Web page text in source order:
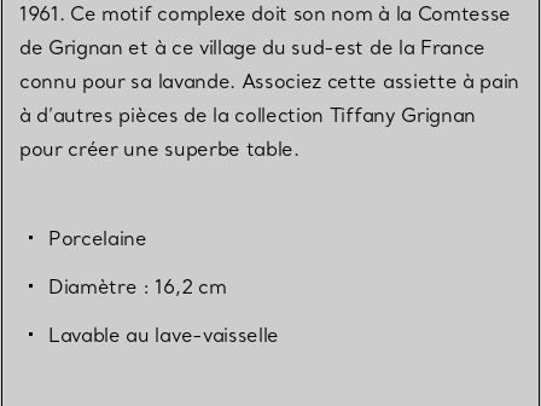
1961. Ce motif complexe doit son nom à la Comtesse
de Grignan et à ce village du sud-est de la France
connu pour sa lavande. Associez cette assiette à pain
à d’autres pièces de la collection Tiffany Grignan
pour créer une superbe table.
Porcelaine
Diamètre : 16,2 cm
Lavable au lave-vaisselle